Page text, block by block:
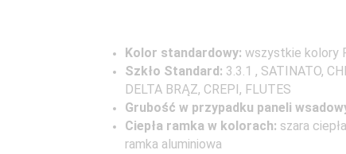
Kolor standardowy: wszystkie kolory
Szkło Standard: 3.3.1 , SATINATO,
DELTA BRĄZ, CREPI, FLUTES
Grubość w przypadku paneli
Ciepła ramka w kolorach: szara
ramka aluminiowa